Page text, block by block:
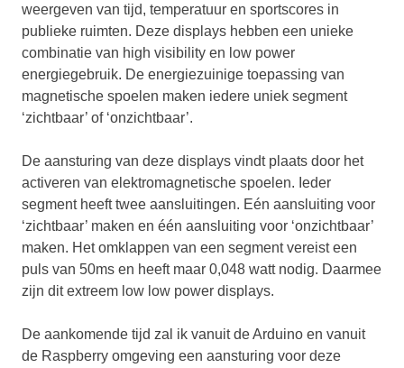
weergeven van tijd, temperatuur en sportscores in
publieke ruimten. Deze displays hebben een unieke
combinatie van high visibility en low power
energiegebruik. De energiezuinige toepassing van
magnetische spoelen maken iedere uniek segment
‘zichtbaar’ of ‘onzichtbaar’.
De aansturing van deze displays vindt plaats door het
activeren van elektromagnetische spoelen. Ieder
segment heeft twee aansluitingen. Eén aansluiting voor
‘zichtbaar’ maken en één aansluiting voor ‘onzichtbaar’
maken. Het omklappen van een segment vereist een
puls van 50ms en heeft maar 0,048 watt nodig. Daarmee
zijn dit extreem low low power displays.
De aankomende tijd zal ik vanuit de Arduino en vanuit
de Raspberry omgeving een aansturing voor deze